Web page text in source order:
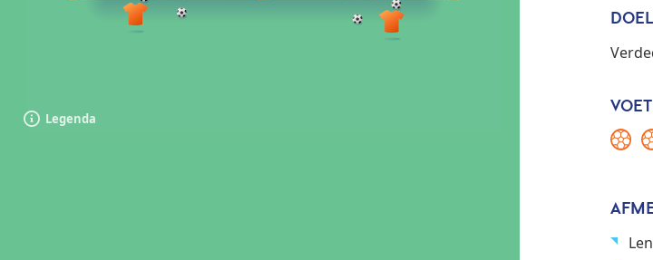
Legenda